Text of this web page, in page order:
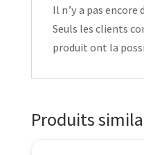
Il n’y a pas encore
Seuls les clients
produit ont la
Produits